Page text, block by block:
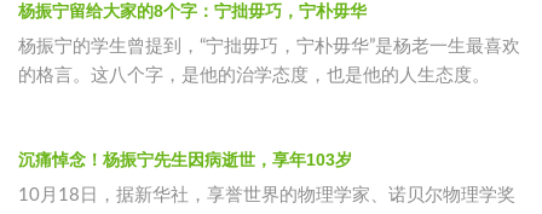
杨振宁留给大家的8个字：宁拙毋巧，宁朴毋华
杨振宁的学生曾提到，“宁拙毋巧，宁朴毋华”是杨老一生最喜欢
的格言。这八个字，是他的治学态度，也是他的人生态度。
沉痛悼念！杨振宁先生因病逝世，享年103岁
10月18日，据新华社，享誉世界的物理学家、诺贝尔物理学奖